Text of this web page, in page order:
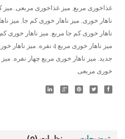
غذاخوری مربع میز غذاخوری مربعی میز
ناهار خوری میز ناهار خوری کم جا میز ناهار
ناهار خوری کم جا مربع میز ناهار خوری
میز ناهار خوری مربع 4 نفره
میز ناهار خوری
جدید میز ناهار خوری مربع چهار نفره
خوری مربعی